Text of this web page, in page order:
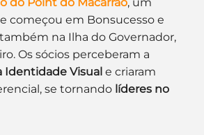
começou em Bonsucesso e
na Ilha do Governador,
Os sócios perceberam a
Identidade Visual e criaram
se tornando líderes no